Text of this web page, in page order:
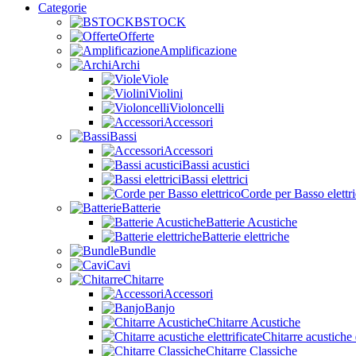
Categorie
BSTOCK
Offerte
Amplificazione
Archi
Viole
Violini
Violoncelli
Accessori
Bassi
Accessori
Bassi acustici
Bassi elettrici
Corde per Basso
Batterie
Batterie Acustiche
Batterie elettriche
Bundle
Cavi
Chitarre
Accessori
Banjo
Chitarre Acustiche
Chitarre acustiche
Chitarre Classiche